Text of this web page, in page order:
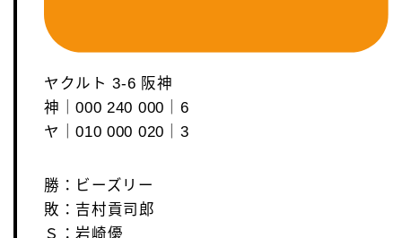
ヤクルト 3-6 阪神
神｜000 240 000｜6
ヤ｜010 000 020｜3
勝：ビーズリー
敗：吉村貢司郎
Ｓ：岩崎優